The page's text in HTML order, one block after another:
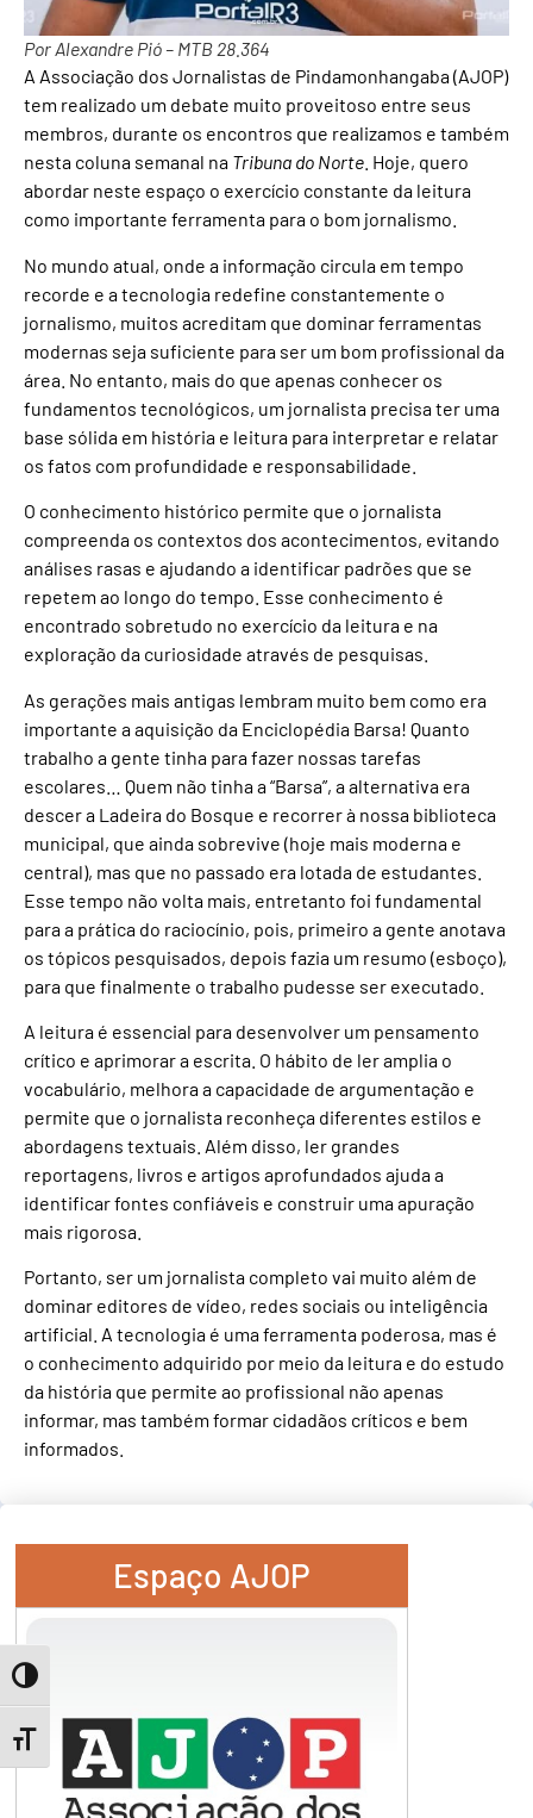
Toggle High Contrast
Toggle Font size
Por Alexandre Pió – MTB 28.364
A Associação dos Jornalistas de Pindamonhangaba (AJOP)
tem realizado um debate muito proveitoso entre seus
membros, durante os encontros que realizamos e também
nesta coluna semanal na Tribuna do Norte . Hoje, quero
abordar neste espaço o exercício constante da leitura
como importante ferramenta para o bom jornalismo.
No mundo atual, onde a informação circula em tempo
recorde e a tecnologia redefine constantemente o
jornalismo, muitos acreditam que dominar ferramentas
modernas seja suficiente para ser um bom profissional da
área. No entanto, mais do que apenas conhecer os
fundamentos tecnológicos, um jornalista precisa ter uma
base sólida em história e leitura para interpretar e relatar
os fatos com profundidade e responsabilidade.
O conhecimento histórico permite que o jornalista
compreenda os contextos dos acontecimentos, evitando
análises rasas e ajudando a identificar padrões que se
repetem ao longo do tempo. Esse conhecimento é
encontrado sobretudo no exercício da leitura e na
exploração da curiosidade através de pesquisas.
As gerações mais antigas lembram muito bem como era
importante a aquisição da Enciclopédia Barsa! Quanto
trabalho a gente tinha para fazer nossas tarefas
escolares… Quem não tinha a “Barsa”, a alternativa era
descer a Ladeira do Bosque e recorrer à nossa biblioteca
municipal, que ainda sobrevive (hoje mais moderna e
central), mas que no passado era lotada de estudantes.
Esse tempo não volta mais, entretanto foi fundamental
para a prática do raciocínio, pois, primeiro a gente anotava
os tópicos pesquisados, depois fazia um resumo (esboço),
para que finalmente o trabalho pudesse ser executado.
A leitura é essencial para desenvolver um pensamento
crítico e aprimorar a escrita. O hábito de ler amplia o
vocabulário, melhora a capacidade de argumentação e
permite que o jornalista reconheça diferentes estilos e
abordagens textuais. Além disso, ler grandes
reportagens, livros e artigos aprofundados ajuda a
identificar fontes confiáveis e construir uma apuração
mais rigorosa.
Portanto, ser um jornalista completo vai muito além de
dominar editores de vídeo, redes sociais ou inteligência
artificial. A tecnologia é uma ferramenta poderosa, mas é
o conhecimento adquirido por meio da leitura e do estudo
da história que permite ao profissional não apenas
informar, mas também formar cidadãos críticos e bem
informados.
Espaço AJOP